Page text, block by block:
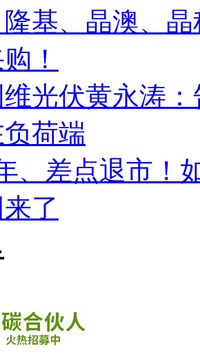
隆基、晶澳、
！
光伏黄永涛
荷端
、差点退市！
了